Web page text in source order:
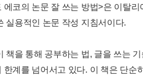
에코의 논문 잘 쓰는 방법>은 이탈
실용적인 논문 작성 지침서이다.
책을 통해 공부하는 법, 글을 쓰는
한계를 넘어서고 있다. 이 책은 단순